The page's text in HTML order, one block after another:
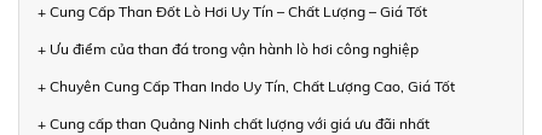
+ Cung Cấp Than Đốt Lò Hơi Uy Tín – Chất Lượng – Giá Tốt
+ Ưu điểm của than đá trong vận hành lò hơi công nghiệp
+ Chuyên Cung Cấp Than Indo Uy Tín, Chất Lượng Cao, Giá Tốt
+ Cung cấp than Quảng Ninh chất lượng với giá ưu đãi nhất